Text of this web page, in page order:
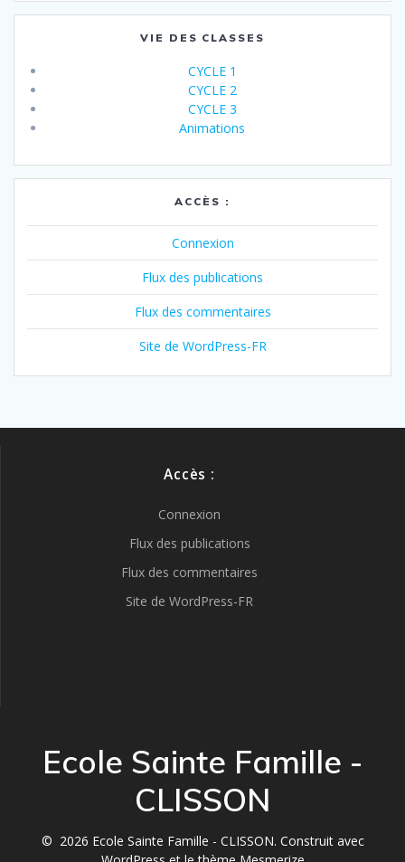
VIE DES CLASSES
CYCLE 1
CYCLE 2
CYCLE 3
Animations
ACCÈS :
Connexion
Flux des publications
Flux des commentaires
Site de WordPress-FR
Accès :
Connexion
Flux des publications
Flux des commentaires
Site de WordPress-FR
Ecole Sainte Famille -
CLISSON
© 2026 Ecole Sainte Famille - CLISSON. Construit avec